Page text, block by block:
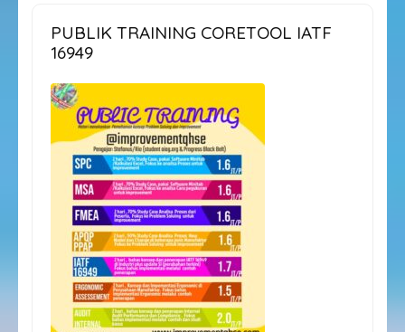
PUBLIK TRAINING CORETOOL IATF
16949